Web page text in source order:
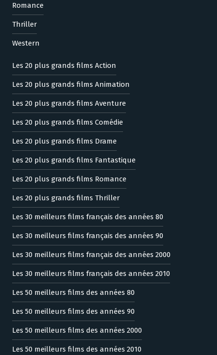
Romance
Thriller
Western
Les 20 plus grands films Action
Les 20 plus grands films Animation
Les 20 plus grands films Aventure
Les 20 plus grands films Comédie
Les 20 plus grands films Drame
Les 20 plus grands films Fantastique
Les 20 plus grands films Romance
Les 20 plus grands films Thriller
Les 30 meilleurs films français des années 80
Les 30 meilleurs films français des années 90
Les 30 meilleurs films français des années 2000
Les 30 meilleurs films français des années 2010
Les 50 meilleurs films des années 80
Les 50 meilleurs films des années 90
Les 50 meilleurs films des années 2000
Les 50 meilleurs films des années 2010